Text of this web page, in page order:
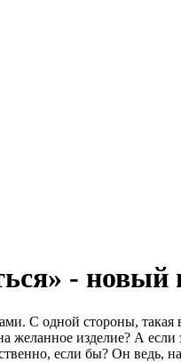
- новый
С одной стороны,
изделие? А если
если бы? Он ведь,